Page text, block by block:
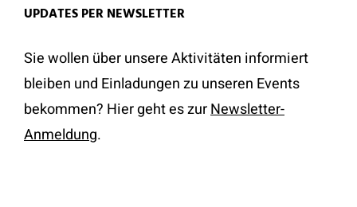
UPDATES PER NEWSLETTER
Sie wollen über unsere Aktivitäten informiert
bleiben und Einladungen zu unseren Events
bekommen? Hier geht es zurNewsletter-
Anmeldung.